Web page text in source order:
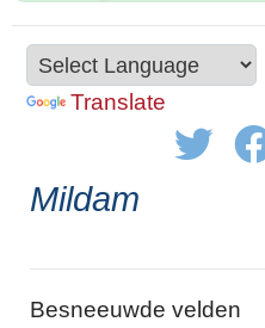
Translate
Mildam
Besneeuwde velden